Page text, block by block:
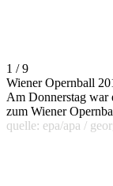
1 / 9
Wiener Opernball
Am Donnerstag war
zum Wiener
quelle: epa/apa /